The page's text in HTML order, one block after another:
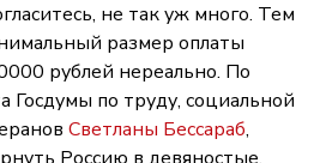
не так уж много. Тем
размер оплаты
рублей нереально. По
Госдумы по труду, социальной
Светланы Бессараб,